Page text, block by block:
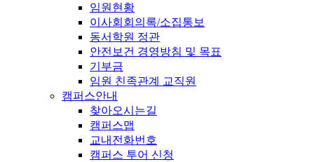
임원현황
이사회회의록/소집통보
동서학원 정관
안전보건 경영방침 및 목표
기부금
임원 친족관계 교직원
캠퍼스안내
찾아오시는길
캠퍼스맵
교내전화번호
캠퍼스 투어 신청